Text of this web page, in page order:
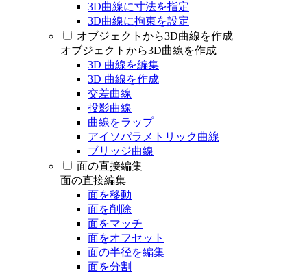
3D曲線に寸法を指定
3D曲線に拘束を設定
オブジェクトから3D曲線を作成
オブジェクトから3D曲線を作成
3D 曲線を編集
3D 曲線を作成
交差曲線
投影曲線
曲線をラップ
アイソパラメトリック曲線
ブリッジ曲線
面の直接編集
面の直接編集
面を移動
面を削除
面をマッチ
面をオフセット
面の半径を編集
面を分割